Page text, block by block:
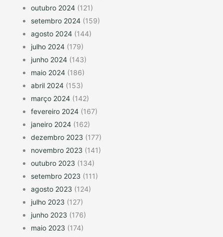
outubro 2024 (121)
setembro 2024 (159)
agosto 2024 (144)
julho 2024 (179)
junho 2024 (143)
maio 2024 (186)
abril 2024 (153)
março 2024 (142)
fevereiro 2024 (167)
janeiro 2024 (162)
dezembro 2023 (177)
novembro 2023 (141)
outubro 2023 (134)
setembro 2023 (111)
agosto 2023 (124)
julho 2023 (127)
junho 2023 (176)
maio 2023 (174)